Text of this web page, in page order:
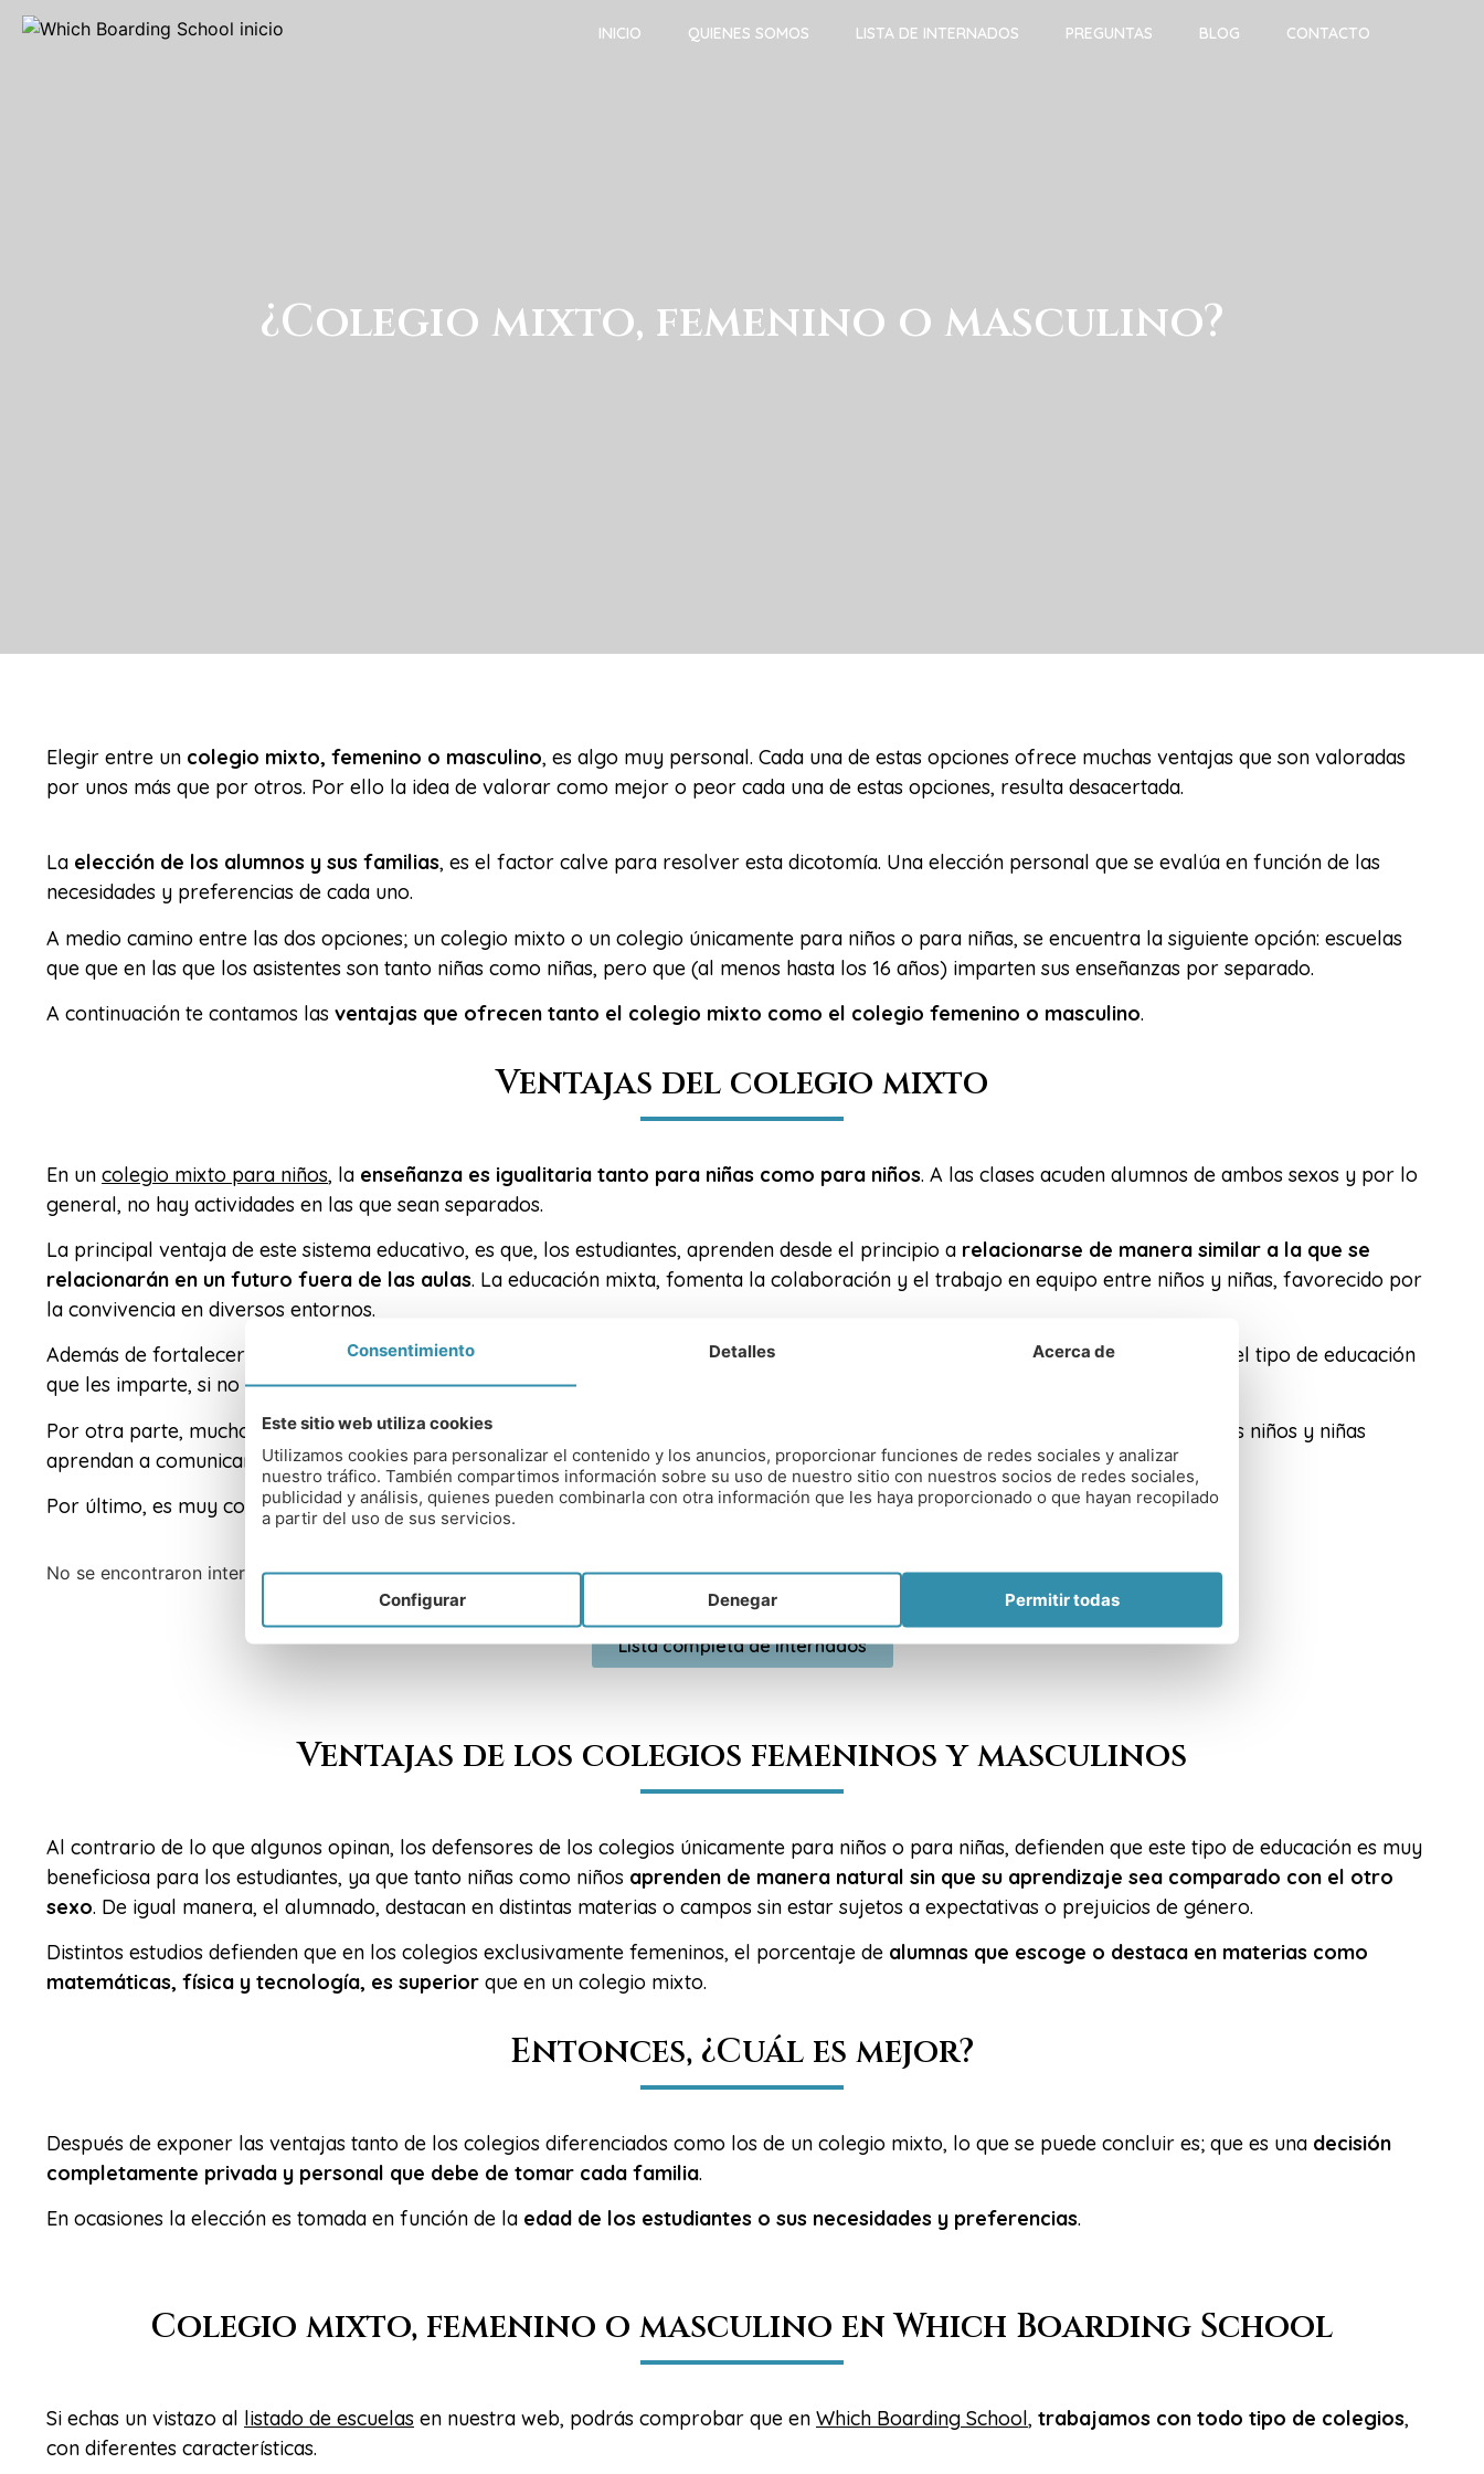
INICIO QUIENES SOMOS LISTA DE INTERNADOS PREGUNTAS BLOG CONTACTO
¿Colegio mixto, femenino o masculino?
Elegir entre un colegio mixto, femenino o masculino, es algo muy personal. Cada una de estas opciones ofrece muchas ventajas que son valoradas
por unos más que por otros. Por ello la idea de valorar como mejor o peor cada una de estas opciones, resulta desacertada.
La elección de los alumnos y sus familias, es el factor calve para resolver esta dicotomía. Una elección personal que se evalúa en función de las
necesidades y preferencias de cada uno.
A medio camino entre las dos opciones; un colegio mixto o un colegio únicamente para niños o para niñas, se encuentra la siguiente opción: escuelas
que que en las que los asistentes son tanto niñas como niñas, pero que (al menos hasta los 16 años) imparten sus enseñanzas por separado.
A continuación te contamos las ventajas que ofrecen tanto el colegio mixto como el colegio femenino o masculino.
Ventajas del colegio mixto
En un colegio mixto para niños, la enseñanza es igualitaria tanto para niñas como para niños. A las clases acuden alumnos de ambos sexos y por lo
general, no hay actividades en las que sean separados.
La principal ventaja de este sistema educativo, es que, los estudiantes, aprenden desde el principio a relacionarse de manera similar a la que se
relacionarán en un futuro fuera de las aulas. La educación mixta, fomenta la colaboración y el trabajo en equipo entre niños y niñas, favorecido por
la convivencia en diversos entornos.
Además de fortalecer la relaciones sociales, la educación mixta, hace énfasis en que el hecho de ser niño o niña no debe influir en el tipo de educación
que les imparte, si no que se les debe de ofrecer unaeducación individualizada a cada estudiante
Por otra parte, muchos defienden la idea de que la educación mixta
; y de que esta manera, los niños y niñas
aprendan a comunicar se de una manera más clara y respetuosa.
Por último, es muy común escuchar, que asistir a un colegio mixto es una forma más deprevenir los prejuicios de género.
No se encontraron internados en esta categoría.
Lista completa de internados
Ventajas de los colegios femeninos y masculinos
Al contrario de lo que algunos opinan, los defensores de los colegios únicamente para niños o para niñas, defienden que este tipo de educación es muy
beneficiosa para los estudiantes, ya que tanto niñas como niños aprenden de manera natural sin que su aprendizaje sea comparado con el otro
sexo. De igual manera, el alumnado, destacan en distintas materias o campos sin estar sujetos a expectativas o prejuicios de género.
Distintos estudios defienden que en los colegios exclusivamente femeninos, el porcentaje de alumnas que escoge o destaca en materias como
matemáticas, física y tecnología, es superior que en un colegio mixto.
Entonces, ¿Cuál es mejor?
Después de exponer las ventajas tanto de los colegios diferenciados como los de un colegio mixto, lo que se puede concluir es; que es una decisión
completamente privada y personal que debe de tomar cada familia.
En ocasiones la elección es tomada en función de la edad de los estudiantes o sus necesidades y preferencias.
Colegio mixto, femenino o masculino en Which Boarding School
Si echas un vistazo al listado de escuelas en nuestra web, podrás comprobar que en Which Boarding School, trabajamos con todo tipo de colegios,
con diferentes características.
Consentimiento Detalles Acerca de
Este sitio web utiliza cookies
Utilizamos cookies para personalizar el contenido y los anuncios, proporcionar funciones de redes sociales y analizar
nuestro tráfico. También compartimos información sobre su uso de nuestro sitio con nuestros socios de redes sociales,
publicidad y análisis, quienes pueden combinarla con otra información que les haya proporcionado o que hayan recopilado
a partir del uso de sus servicios.
Configurar Denegar Permitir todas